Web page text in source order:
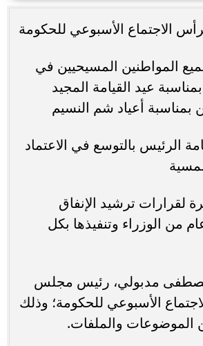
الاجتماع الأسبوعي للحكومة
المواطنين المسيحيين في
عيد القيامة المجيد
بمناسبة أعياد شم النسيم
الرئيس بالتوسع في الاعتماد
لقرارات ترشيد الإنفاق
من الوزراء وتنفيذها بكل
مدبولي، رئيس مجلس
الأسبوعي للحكومة؛ وذلك
الموضوعات والملفات.